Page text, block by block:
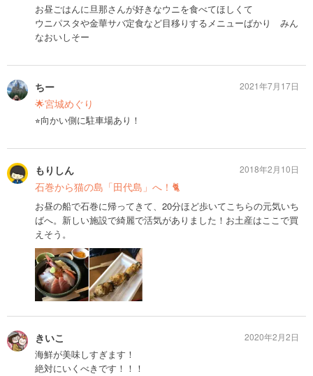
お昼ごはんに旦那さんが好きなウニを食べてほしくて
ウニパスタや金華サバ定食など目移りするメニューばかり みん
なおいしそー
ちー
🌟宮城めぐり
⭐︎向かい側に駐車場あり！
2021年7月17日
もりしん
石巻から猫の島「田代島」へ！🐈
お昼の船で石巻に帰ってきて、20分ほど歩いてこちらの元気いち
ばへ。新しい施設で綺麗で活気がありました！お土産はここで買
えそう。
2018年2月10日
きいこ
海鮮が美味しすぎます！
絶対にいくべきです！！！
2020年2月2日